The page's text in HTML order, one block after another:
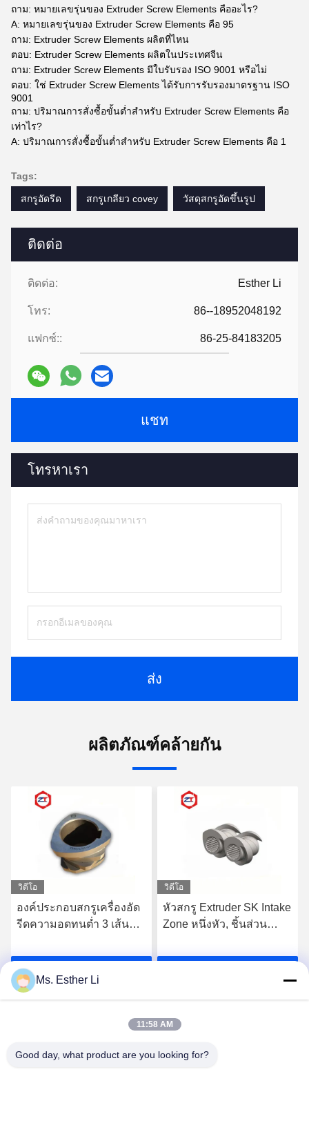
ติดต่อ
ติดต่อ: Esther Li
โทร: 86--18952048192
แฟกซ์:: 86-25-84183205
แชท
โทรหาเรา
ส่ง
ถาม: หมายเลขรุ่นของ Extruder Screw Elements คืออะไร?
A: หมายเลขรุ่นของ Extruder Screw Elements คือ 95
ถาม: Extruder Screw Elements ผลิตที่ไหน
ตอบ: Extruder Screw Elements ผลิตในประเทศจีน
ถาม: Extruder Screw Elements มีใบรับรอง ISO 9001 หรือไม่
ตอบ: ใช่ Extruder Screw Elements ได้รับการรับรองมาตรฐาน ISO
9001
ถาม: ปริมาณการสั่งซื้อขั้นต่ำสำหรับ Extruder Screw Elements คือ
เท่าไร?
A: ปริมาณการสั่งซื้อขั้นต่ำสำหรับ Extruder Screw Elements คือ 1
Tags:
สกรูอัดรีด สกรูเกลียว covey วัสดุสกรูอัดขึ้นรูป
ผลิตภัณฑ์คล้ายกัน
วิดีโอ
องค์ประกอบสกรูเครื่องอัด
รีดความอดทนต่ำ 3 เส้น
เครื่อง WP องค์ประกอบสก
รูเครื่องอัดรีดสกรูคู่
พลาสติก
รับราคาที่ดีที่สุด
วิดีโอ
หัวสกรู Extruder SK Intake
Zone หนึ่งหัว, ชิ้นส่วน
62.4mm OD Screw
Ms. Esther Li
11:58 AM
Good day, what product are you looking for?